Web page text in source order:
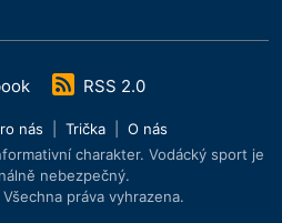
RSS 2.0
nás Trička
O nás
charakter. Vodácký sport je
nebezpečný.
práva vyhrazena.